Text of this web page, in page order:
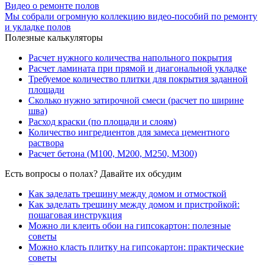
Видео о ремонте полов
Мы собрали огромную коллекцию видео-пособий по ремонту
и укладке полов
Полезные калькуляторы
Расчет нужного количества напольного покрытия
Расчет ламината при прямой и диагональной укладке
Требуемое количество плитки для покрытия заданной
площади
Сколько нужно затирочной смеси (расчет по ширине
шва)
Расход краски (по площади и слоям)
Количество ингредиентов для замеса цементного
раствора
Расчет бетона (М100, М200, М250, М300)
Есть вопросы о полах? Давайте их обсудим
Как заделать трещину между домом и отмосткой
Как заделать трещину между домом и пристройкой:
пошаговая инструкция
Можно ли клеить обои на гипсокартон: полезные
советы
Можно класть плитку на гипсокартон: практические
советы